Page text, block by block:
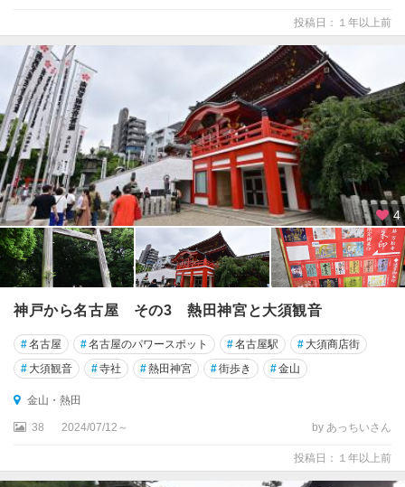
牧
・
犬
山
・
春
日
井
豊
田
・
瀬
戸
香
嵐
岡
三
投稿日：１年以上前
4
神戸から名古屋 その3 熱田神宮と大須観音
#名古屋 #名古屋のパワースポット #名古屋駅 # 大須商店街
# 大須観音 #寺社 #熱田神宮 #街歩き #金山
金山・熱田
38 2024/07/12～ by あっちいさん
投稿日：１年以上前